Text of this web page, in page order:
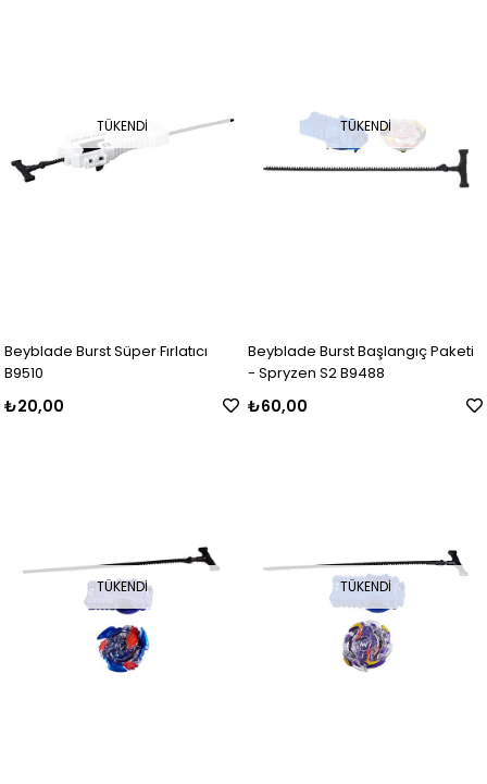
TÜKENDI
Beyblade Burst Süper Fırlatıcı
B9510
₺20,00
TÜKENDI
Beyblade Burst Başlangıç Paketi
- Spryzen S2 B9488
₺60,00
TÜKENDI TÜKENDI